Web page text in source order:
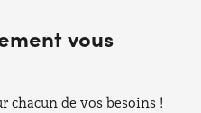
UN PAYS
vous
chacun de vos besoins !